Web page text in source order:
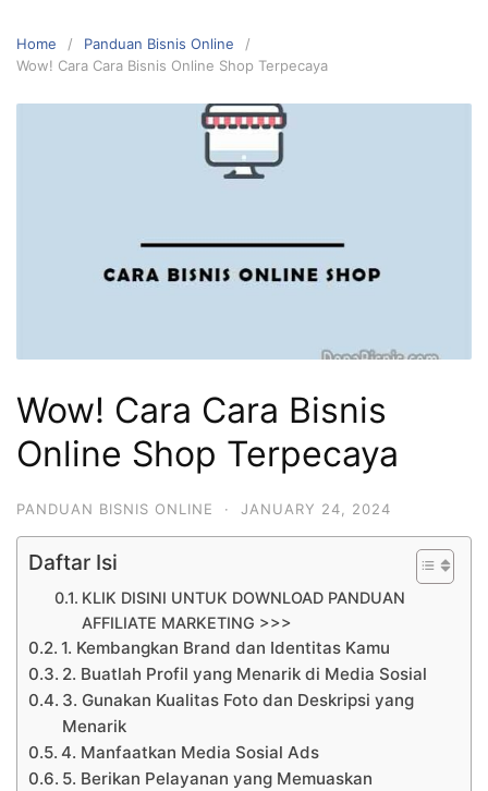
Home
Panduan Bisnis Online
Wow! Cara Cara Bisnis Online Shop Terpecaya
Wow! Cara Cara Bisnis
Online Shop Terpecaya
PANDUAN BISNIS ONLINE · JANUARY 24, 2024
Daftar Isi
KLIK DISINI UNTUK DOWNLOAD PANDUAN
AFFILIATE MARKETING >>>
1. Kembangkan Brand dan Identitas Kamu
2. Buatlah Profil yang Menarik di Media Sosial
3. Gunakan Kualitas Foto dan Deskripsi yang
Menarik
4. Manfaatkan Media Sosial Ads
5. Berikan Pelayanan yang Memuaskan